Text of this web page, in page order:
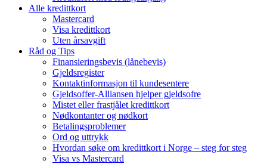
Alle kredittkort
Mastercard
Visa kredittkort
Uten årsavgift
Råd og Tips
Finansieringsbevis (lånebevis)
Gjeldsregister
Kontaktinformasjon til kundesentere
Gjeldsoffer-Alliansen hjelper gjeldsofre
Mistet eller frastjålet kredittkort
Nødkontanter og nødkort
Betalingsproblemer
Ord og uttrykk
Hvordan søke om kredittkort i Norge – steg for steg
Visa vs Mastercard